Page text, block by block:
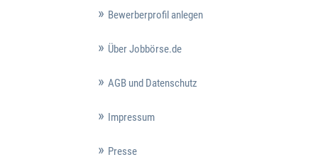
Bewerberprofil anlegen
Über Jobbörse.de
AGB und Datenschutz
Impressum
Presse